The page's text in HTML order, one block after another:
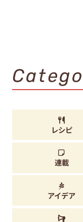
レシピ
連載
アイデア